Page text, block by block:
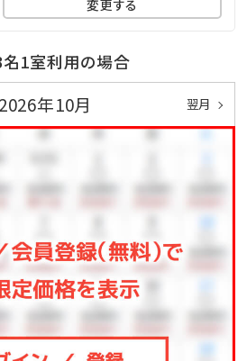
レッシュ！
。家族・友人と森の中を駆け抜
えるプログラムをご用意しており
新の営業詳細については、ホテ
ご確認ください。
変更する
1室利用の場合
2026年10月 翌月